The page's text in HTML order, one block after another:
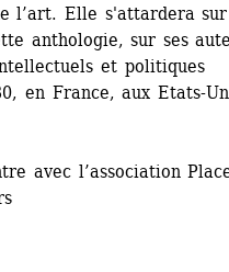
l’art. Elle s'attardera
anthologie, sur ses
et politiques
en France, aux Etats-
avec l’association